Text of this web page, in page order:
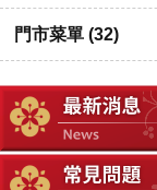
門市菜單 (32)